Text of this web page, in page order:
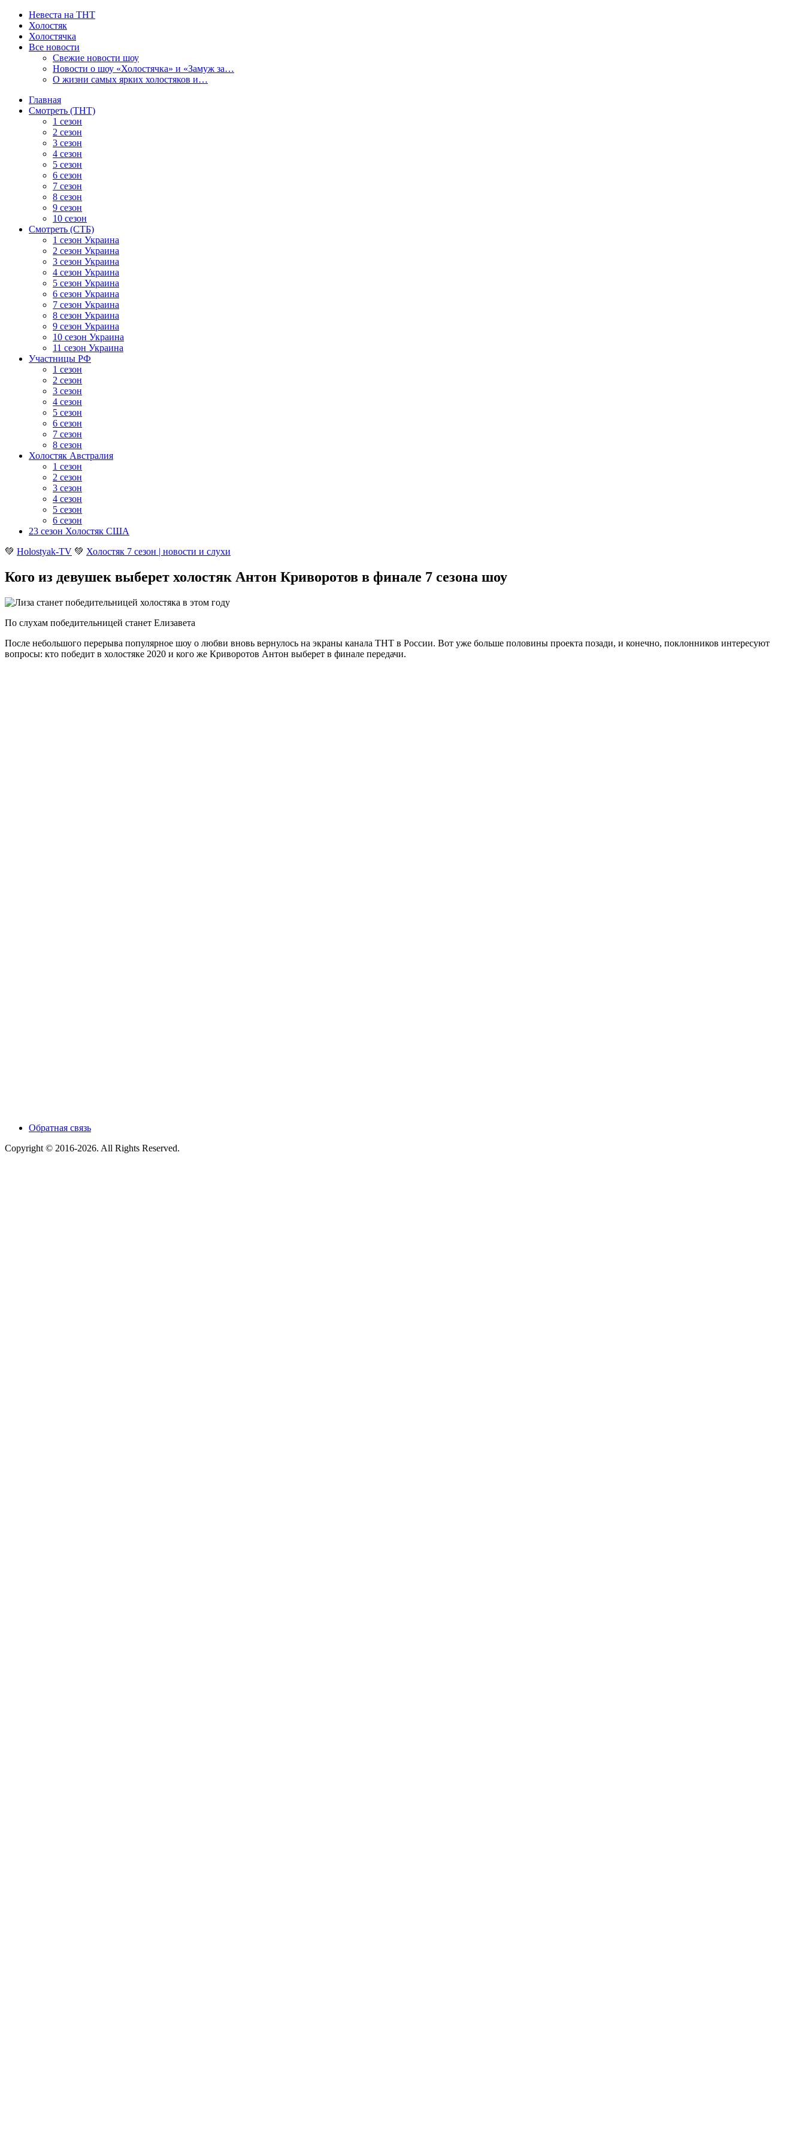
Невеста на ТНТ
Холостяк
Холостячка
Все новости
Свежие новости шоу
Новости о шоу «Холостячка» и «Замуж за…
О жизни самых ярких холостяков и…
Главная
Смотреть (ТНТ)
1 сезон
2 сезон
3 сезон
4 сезон
5 сезон
6 сезон
7 сезон
8 сезон
9 сезон
10 сезон
Смотреть (СТБ)
1 сезон Украина
2 сезон Украина
3 сезон Украина
4 сезон Украина
5 сезон Украина
6 сезон Украина
7 сезон Украина
8 сезон Украина
9 сезон Украина
10 сезон Украина
11 сезон Украина
Участницы РФ
1 сезон
2 сезон
3 сезон
4 сезон
5 сезон
6 сезон
7 сезон
8 сезон
Холостяк Австралия
1 сезон
2 сезон
3 сезон
4 сезон
5 сезон
6 сезон
23 сезон Холостяк США
💚 Holostyak-TV 💚 Холостяк 7 сезон | новости и слухи
Кого из девушек выберет холостяк Антон Криворотов в финале 7 сезона шоу
По слухам победительницей станет Елизавета
После небольшого перерыва популярное шоу о любви вновь вернулось на экраны канала ТНТ в России. Вот уже больше половины проекта позади, и конечно, поклонников интересуют
вопросы: кто победит в холостяке 2020 и кого же Криворотов Антон выберет в финале передачи.
Обратная связь
Copyright © 2016-2026. All Rights Reserved.